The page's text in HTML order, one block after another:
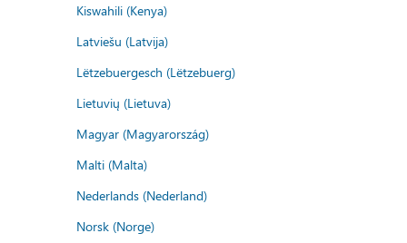
Kiswahili (Kenya)
Latviešu (Latvija)
Lëtzebuergesch (Lëtzebuerg)
Lietuvių (Lietuva)
Magyar (Magyarország)
Malti (Malta)
Nederlands (Nederland)
Norsk (Norge)